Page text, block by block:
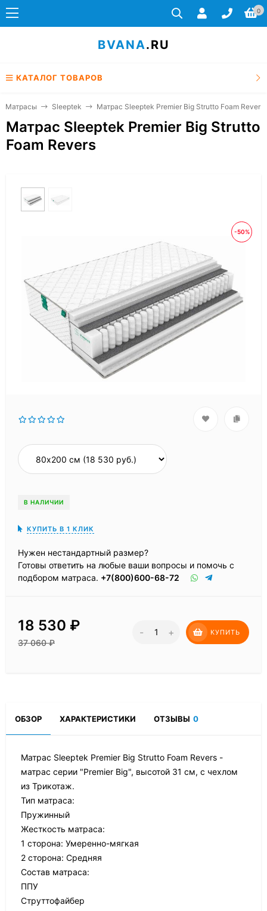
0
BVANA.RU
КАТАЛОГ ТОВАРОВ
Матрасы Sleeptek Матрас Sleeptek Premier Big Strutto Foam Revers
Матрас Sleeptek Premier Big Strutto
Foam Revers
-50%
В НАЛИЧИИ
КУПИТЬ В 1 КЛИК
Нужен нестандартный размер?
Готовы ответить на любые ваши вопросы и помочь с
подбором матраса. +7(800)600-68-72
18 530 ₽
37 060₽
- + КУПИТЬ
ОБЗОР ХАРАКТЕРИСТИКИ ОТЗЫВЫ 0
Матрас Sleeptek Premier Big Strutto Foam Revers -
матрас серии "Premier Big", высотой 31 см, с чехлом
из Трикотаж.
Тип матраса:
Пружинный
Жесткость матраса:
1 сторона: Умеренно-мягкая
2 сторона: Средняя
Состав матраса:
ППУ
Струттофайбер